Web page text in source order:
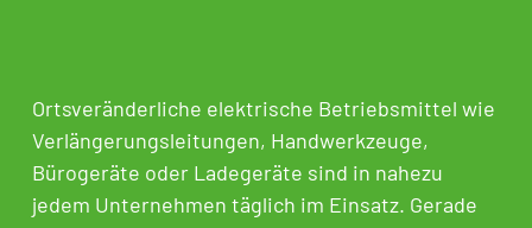
Ortsveränderliche elektrische Betriebsmittel wie
Verlängerungsleitungen, Handwerkzeuge,
Bürogeräte oder Ladegeräte sind in nahezu
jedem Unternehmen täglich im Einsatz. Gerade